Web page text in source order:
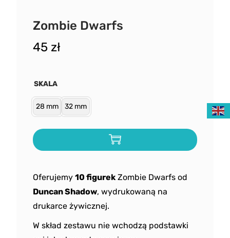
Zombie Dwarfs
45 zł
Oferujemy 10 figurekZombie Dwarfs od
Duncan Shadow, wydrukowaną na
drukarce żywicznej.
W skład zestawu nie wchodzą podstawki
SKALA
28 mm 32 mm